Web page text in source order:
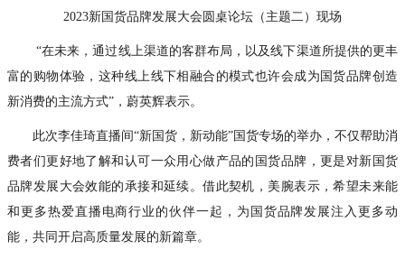
2023新国货品牌发展大会圆桌论坛（主题二）现场
“在未来，通过线上渠道的客群布局，以及线下渠道所提供的更丰
富的购物体验，这种线上线下相融合的模式也许会成为国货品牌创造
新消费的主流方式”，蔚英辉表示。
此次李佳琦直播间“新国货，新动能”国货专场的举办，不仅帮助消
费者们更好地了解和认可一众用心做产品的国货品牌，更是对新国货
品牌发展大会效能的承接和延续。借此契机，美腕表示，希望未来能
和更多热爱直播电商行业的伙伴一起，为国货品牌发展注入更多动
能，共同开启高质量发展的新篇章。